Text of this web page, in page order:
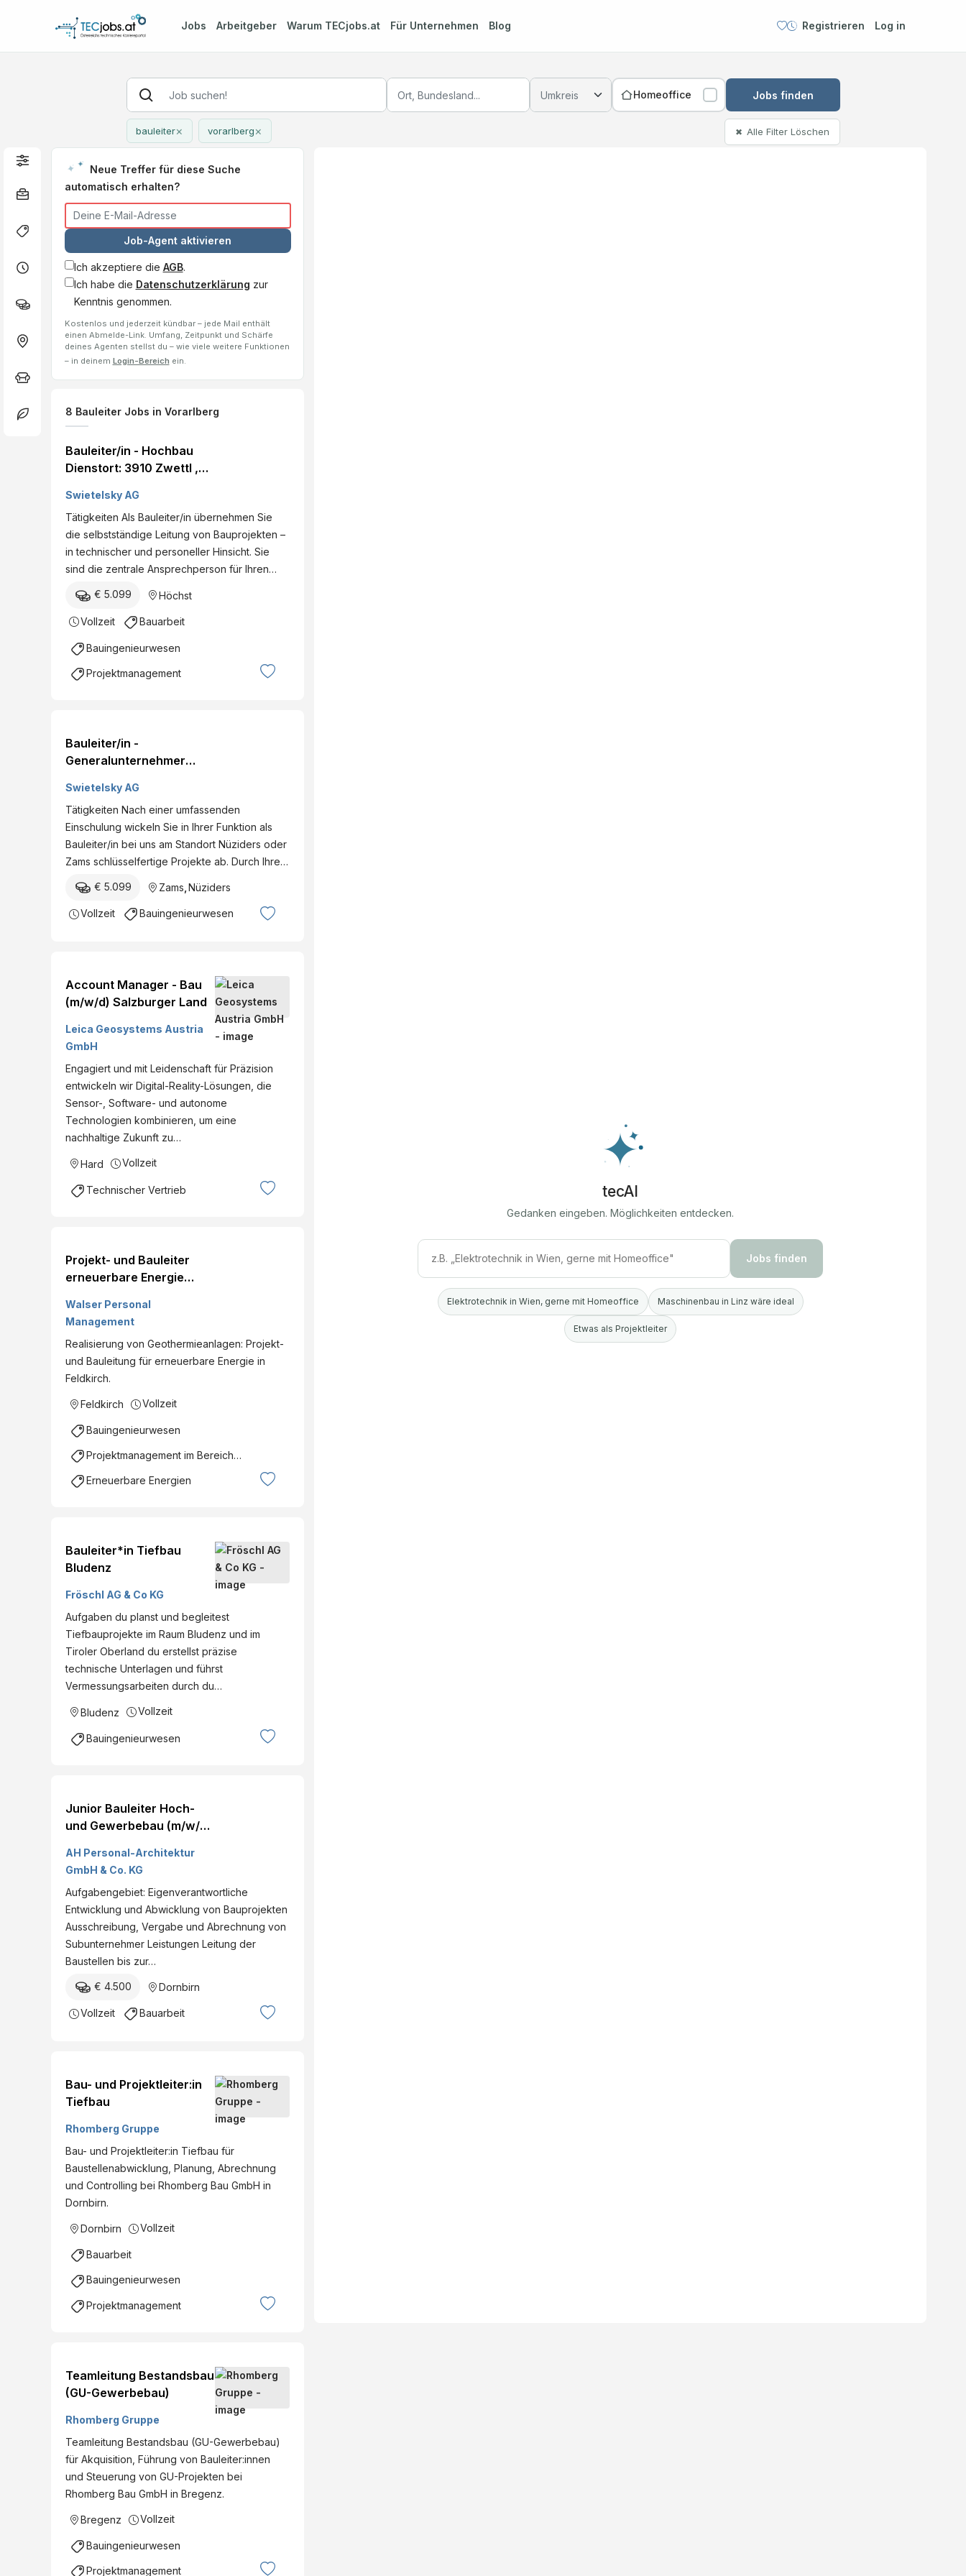
Jobs Arbeitgeber Warum TECjobs.at Für Unternehmen Blog Registrieren Log in
Homeoffice Jobs finden
bauleiter× vorarlberg× ✖ Alle Filter Löschen
Neue Treffer für diese Suche
automatisch erhalten?
Job-Agent aktivieren
Ich akzeptiere die AGB.
Ich habe die Datenschutzerklärung zur
Kenntnis genommen.
Kostenlos und jederzeit kündbar – jede Mail enthält
einen Abmelde-Link. Umfang, Zeitpunkt und Schärfe
deines Agenten stellst du – wie viele weitere Funktionen
– in deinem Login-Bereich ein.
8 Bauleiter Jobs in Vorarlberg
Bauleiter/in - Hochbau
Dienstort: 3910 Zwettl ,
Österreich Dienststelle:
SWIETELSKY AG -
regionaler Hochbau NÖ /
Burgenland Eintritt per: ab
sofort Details
Swietelsky AG
Tätigkeiten Als Bauleiter/in übernehmen Sie
die selbstständige Leitung von Bauprojekten –
in technischer und personeller Hinsicht. Sie
sind die zentrale Ansprechperson für Ihren…
€ 5.099 Höchst
Vollzeit Bauarbeit
Bauingenieurwesen
Projektmanagement
Bauleiter/in -
Generalunternehmer
(oder Zams), Österreich
Land: Österreich
Dienststelle: HTB
Baugesellschaft m.b.H. -
Vorarlberg Eintritt per: ab
sofort Details
Swietelsky AG
Tätigkeiten Nach einer umfassenden
Einschulung wickeln Sie in Ihrer Funktion als
Bauleiter/in bei uns am Standort Nüziders oder
Zams schlüsselfertige Projekte ab. Durch Ihre…
€ 5.099 Zams Nüziders
Vollzeit Bauingenieurwesen
Account Manager - Bau
(m/w/d) Salzburger Land
Leica Geosystems Austria
GmbH
Engagiert und mit Leidenschaft für Präzision
entwickeln wir Digital-Reality-Lösungen, die
Sensor-, Software- und autonome
Technologien kombinieren, um eine
nachhaltige Zukunft zu…
Hard Vollzeit
Technischer Vertrieb
Projekt- und Bauleiter
erneuerbare Energie
Walser Personal
Management
Realisierung von Geothermieanlagen: Projekt-
und Bauleitung für erneuerbare Energie in
Feldkirch.
Feldkirch Vollzeit
Bauingenieurwesen
Projektmanagement im Bereich Ingenieurswesen
Erneuerbare Energien
Bauleiter*in Tiefbau
Bludenz
Fröschl AG & Co KG
Aufgaben du planst und begleitest
Tiefbauprojekte im Raum Bludenz und im
Tiroler Oberland du erstellst präzise
technische Unterlagen und führst
Vermessungsarbeiten durch du…
Bludenz Vollzeit
Bauingenieurwesen
Junior Bauleiter Hoch-
und Gewerbebau (m/w/d)
Referenznummer: #1210
AH Personal-Architektur
GmbH & Co. KG
Aufgabengebiet: Eigenverantwortliche
Entwicklung und Abwicklung von Bauprojekten
Ausschreibung, Vergabe und Abrechnung von
Subunternehmer Leistungen Leitung der
Baustellen bis zur…
€ 4.500 Dornbirn
Vollzeit Bauarbeit
Bau- und Projektleiter:in
Tiefbau
Rhomberg Gruppe
Bau- und Projektleiter:in Tiefbau für
Baustellenabwicklung, Planung, Abrechnung
und Controlling bei Rhomberg Bau GmbH in
Dornbirn.
Dornbirn Vollzeit
Bauarbeit
Bauingenieurwesen
Projektmanagement
Teamleitung Bestandsbau
(GU-Gewerbebau)
Rhomberg Gruppe
Teamleitung Bestandsbau (GU-Gewerbebau)
für Akquisition, Führung von Bauleiter:innen
und Steuerung von GU-Projekten bei
Rhomberg Bau GmbH in Bregenz.
Bregenz Vollzeit
Bauingenieurwesen
Projektmanagement
tecAI
Gedanken eingeben. Möglichkeiten entdecken.
Jobs finden
Elektrotechnik in Wien, gerne mit Homeoffice Maschinenbau in Linz wäre ideal
Etwas als Projektleiter